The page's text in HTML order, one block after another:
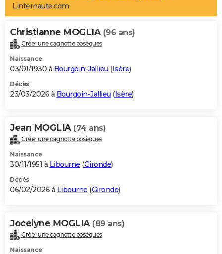
Art de vivre
Bien-être
Loisirs
Mode
Modes de vie
Alimentation
Guide de la santé
Maladies
Médicaments
Sommeil
VOYAGE
Destinations
City break
Voyage nature
Voyage de noces
Forum
Climat
+PHOTO
GUIDES D'ACHAT
BONS PLANS
Carte de Noël
Carte Bonne année
Carte Saint-Valentin
Carte Pâques
Carte d'anniversaire
DICTIONNAIRE
Dictionnaire
Biographies
Citations
Expressions
Proverbes
PROGRAMME TV
S'inscrire
Se connecter
Lycées
Collèges
Primaires
Universités
Entreprises
Service militaire
Avis de recherche
AVIS DE DÉCÈS
Bricolage
Lifestyle
Culture
Sport
Auto
Television
Voyage
Cinema
Linternaute.com
Christianne MOGLIA (96 ans)
Créer une cagnotte obsèques
Naissance
03/01/1930 à Bourgoin-Jallieu (Isère)
Décès
23/03/2026 à Bourgoin-Jallieu (Isère)
Jean MOGLIA (74 ans)
Créer une cagnotte obsèques
Naissance
30/11/1951 à Libourne (Gironde)
Décès
06/02/2026 à Libourne (Gironde)
Jocelyne MOGLIA (89 ans)
Créer une cagnotte obsèques
Naissance